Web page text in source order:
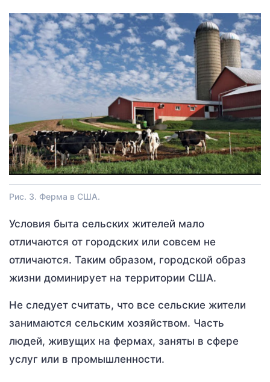
Рис. 3. Ферма в США.
Условия быта сельских жителей мало
отличаются от городских или совсем не
отличаются. Таким образом, городской образ
жизни доминирует на территории США.
Не следует считать, что все сельские жители
занимаются сельским хозяйством. Часть
людей, живущих на фермах, заняты в сфере
услуг или в промышленности.